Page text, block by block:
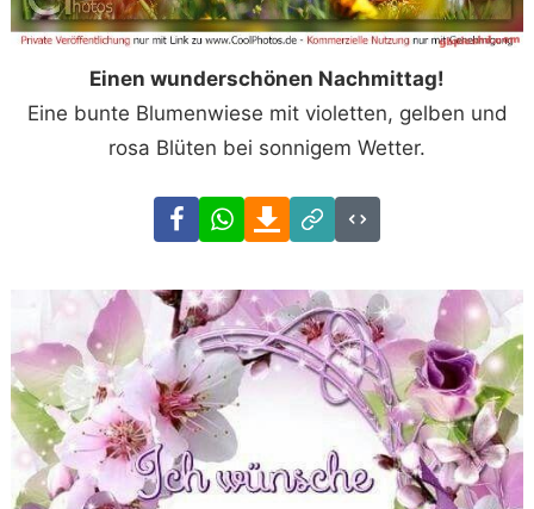
Einen wunderschönen Nachmittag!
Eine bunte Blumenwiese mit violetten, gelben und
rosa Blüten bei sonnigem Wetter.
FacebookWhatsAppDownload
Link
Code